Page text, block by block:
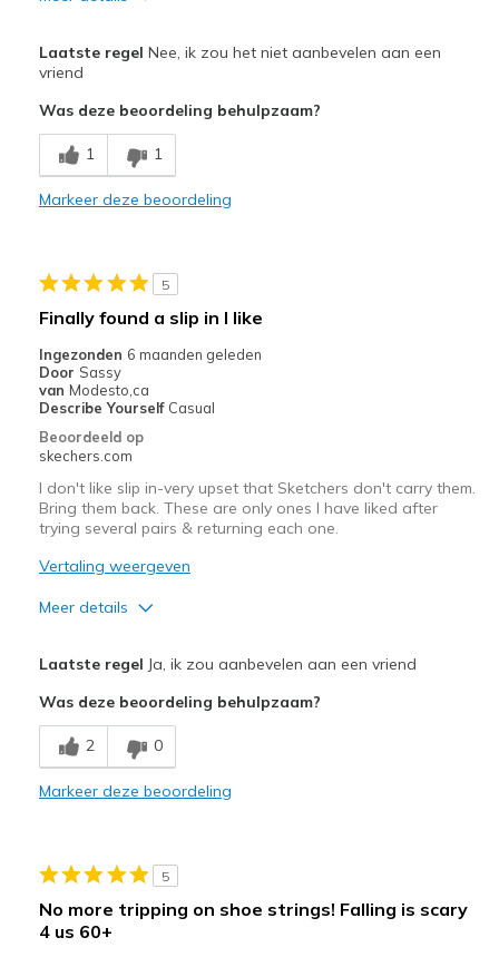
Only tie shoes sketchers had
Minpunten
Poor Cushioning
Poor Quality
Casual Wear
Width
Feels true to width
Sizing
Feels true to size
View On Shoes
Laatste regel Nee, ik zou het niet aanbevelen aan een
vriend
Was deze beoordeling behulpzaam?
1 1
Markeer deze beoordeling
5
Finally found a slip in I like
Ingezonden 6 maanden geleden
Door Sassy
van Modesto,ca
Describe Yourself Casual
Beoordeeld op
skechers.com
I don't like slip in-very upset that Sketchers don't carry them.
Bring them back. These are only ones I have liked after
trying several pairs & returning each one.
Vertaling weergeven
Meer details
Comfortable
Stylish
Sizing
Feels true to size
Laatste regel Ja, ik zou aanbevelen aan een vriend
Was deze beoordeling behulpzaam?
2 0
Markeer deze beoordeling
5
No more tripping on shoe strings! Falling is scary
4 us 60+